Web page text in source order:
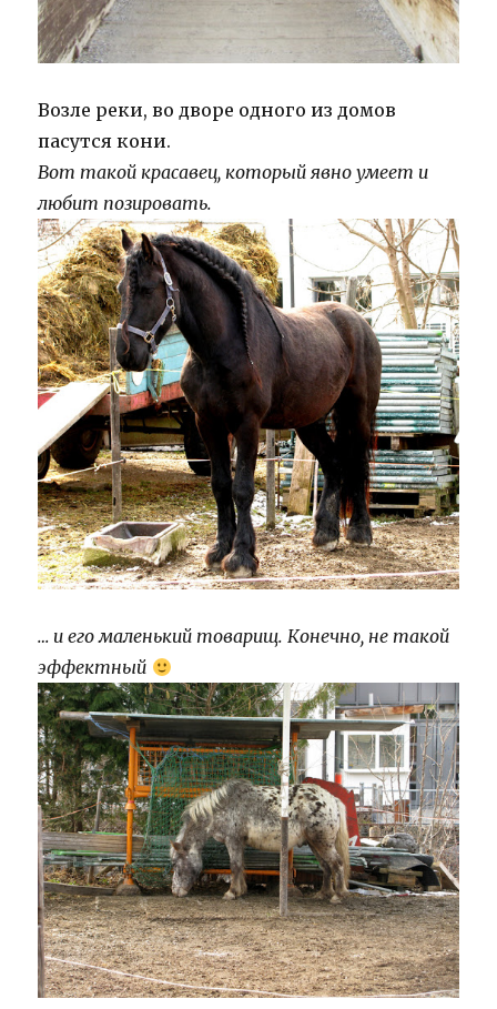
Возле реки, во дворе одного из домов
пасутся кони.
Вот такой красавец, который явно умеет и
любит позировать.
… и его маленький товарищ. Конечно, не такой
эффектный